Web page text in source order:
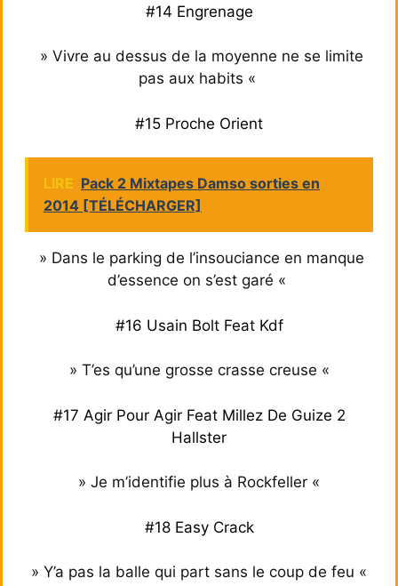
#14 Engrenage
» Vivre au dessus de la moyenne ne se limite
pas aux habits «
#15 Proche Orient
LIRE Pack 2 Mixtapes Damso sorties en
2014 [TÉLÉCHARGER]
» Dans le parking de l’insouciance en manque
d’essence on s’est garé «
#16 Usain Bolt Feat Kdf
» T’es qu’une grosse crasse creuse «
#17 Agir Pour Agir Feat Millez De Guize 2
Hallster
» Je m’identifie plus à Rockfeller «
#18 Easy Crack
» Y’a pas la balle qui part sans le coup de feu «